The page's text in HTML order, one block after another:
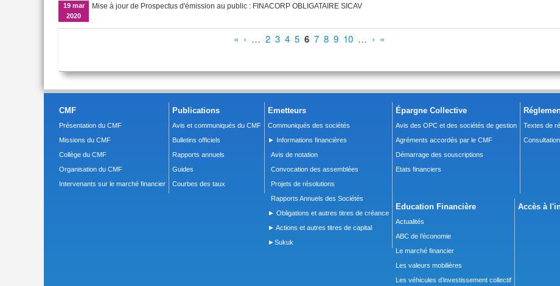
19 mar
2020
Mise à jour de Prospectus d'émission au public : FINACORP OBLIGATAIRE SICAV
« ‹ … 2 3 4 5 6 7 8 9 10 … › »
CMF
Présentation du CMF
Missions du CMF
Collège du CMF
Organisation du CMF
Intervenants sur le marché financier
Publications
Avis et communiqués du CMF
Bulletins officiels
Rapports annuels
Guides
Courbes des taux
Emetteurs
Communiqués des sociétés
► Informations financières
Avis de notation
Convocation des assemblées
Projets de résolutions
Rapports Annuels des Sociétés
► Obligations et autres titres de créance
► Actions et autres titres de capital
►Sukuk
Épargne Collective
Avis des OPC et des sociétés de gestion
Agréments accordés par le CMF
Démarrage des souscriptions
Etats financiers
Textes de
Education Financière
Actualités
ABC de l’économie
Le marché financier
Les valeurs mobilières
Les véhicules d’investissement collectif
Accès à